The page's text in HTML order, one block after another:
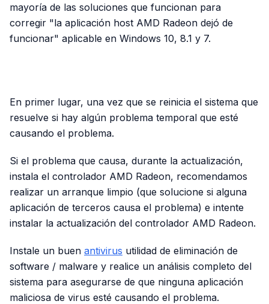
mayoría de las soluciones que funcionan para
corregir "la aplicación host AMD Radeon dejó de
funcionar" aplicable en Windows 10, 8.1 y 7.
En primer lugar, una vez que se reinicia el sistema que
resuelve si hay algún problema temporal que esté
causando el problema.
Si el problema que causa, durante la actualización,
instala el controlador AMD Radeon, recomendamos
realizar un arranque limpio (que solucione si alguna
aplicación de terceros causa el problema) e intente
instalar la actualización del controlador AMD Radeon.
Instale un buen antivirus utilidad de eliminación de
software / malware y realice un análisis completo del
sistema para asegurarse de que ninguna aplicación
maliciosa de virus esté causando el problema.